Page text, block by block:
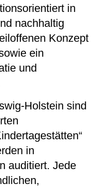
in
nachhaltig
Konzept
ein
und
Holstein sind
in
auditiert. Jede